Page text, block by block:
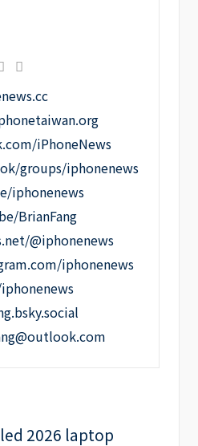
iPhoneNews
groups/iphonenews
iphonenews
BrianFang
@iphonenews
iphonenews